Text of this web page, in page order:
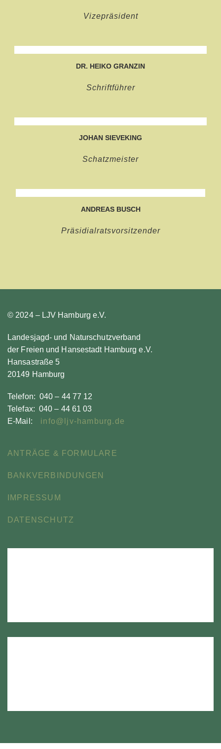
Vizepräsident
DR. HEIKO GRANZIN
Schriftführer
JOHAN SIEVEKING
Schatzmeister
ANDREAS BUSCH
Präsidialratsvorsitzender
© 2024 – LJV Hamburg e.V.
Landesjagd- und Naturschutzverband
der Freien und Hansestadt Hamburg e.V.
Hansastraße 5
20149 Hamburg
Telefon: 040 – 44 77 12
Telefax: 040 – 44 61 03
E-Mail: info@ljv-hamburg.de
ANTRÄGE & FORMULARE
BANKVERBINDUNGEN
IMPRESSUM
DATENSCHUTZ